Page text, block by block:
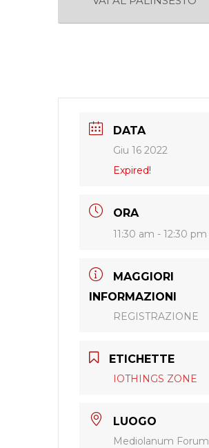
DATA
Giu 16 2022
Expired!
ORA
11:30 am - 12:30 pm
MAGGIORI
INFORMAZIONI
REGISTRAZIONE
ETICHETTE
IOTHINGS ZONE
LUOGO
Mediolanum Forum